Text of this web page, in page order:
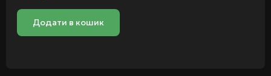
Додати в кошик